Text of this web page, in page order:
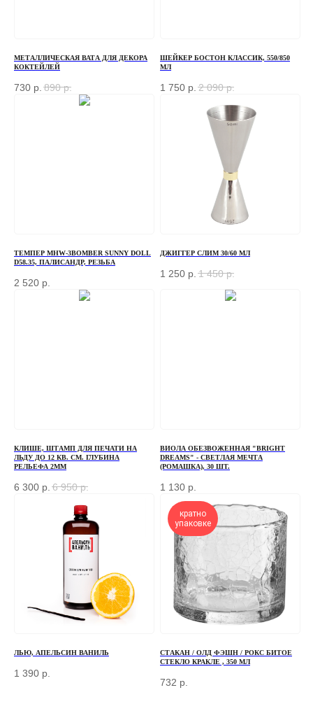
МЕТАЛЛИЧЕСКАЯ ВАТА ДЛЯ ДЕКОРА
КОКТЕЙЛЕЙ
730 р. 890 р.
ШЕЙКЕР БОСТОН КЛАССИК, 550/850
МЛ
1 750 р. 2 090 р.
ТЕМПЕР MHW-3BOMBER SUNNY DOLL
D58.35, ПАЛИСАНДР, РЕЗЬБА
2 520 р.
ДЖИГГЕР СЛИМ 30/60 МЛ
1 250 р. 1 450 р.
КЛИШЕ, ШТАМП ДЛЯ ПЕЧАТИ НА
ЛЬДУ ДО 12 КВ. СМ. ГЛУБИНА
РЕЛЬЕФА 2ММ
6 300 р. 6 950 р.
ВИОЛА ОБЕЗВОЖЕННАЯ "BRIGHT
DREAMS" - СВЕТЛАЯ МЕЧТА
(РОМАШКА), 30 ШТ.
1 130 р.
ЛЬЮ, АПЕЛЬСИН ВАНИЛЬ
1 390 р.
кратно
упаковке
СТАКАН / ОЛД ФЭШН / РОКС БИТОЕ
СТЕКЛО КРАКЛЕ , 350 МЛ
732 р.
Отправляя форму, вы соглашаетесь
с Политикой
конфиденциальности и обработки персональных данных
ОТПРАВИТЬ
ЗАКАЗАТЬ ЗВОНОК
+7 (966) 077-55-50
TELEGRAM
ПЕРЕД ПОСЕЩЕНИЕМ ОФИСА, ПОЖАЛУЙСТА,